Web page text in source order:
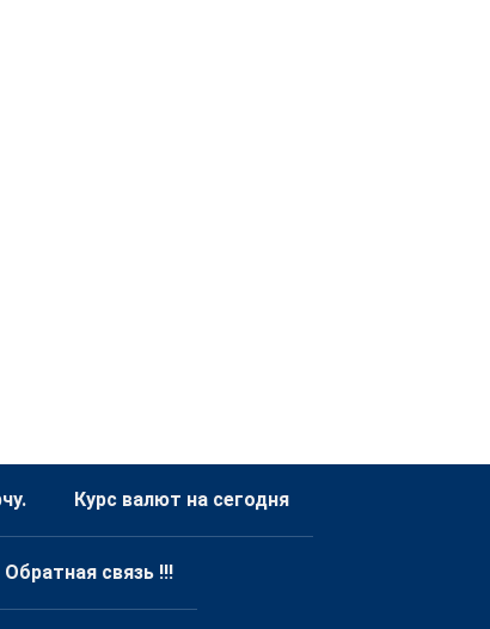
Курс валют на сегодня
Обратная связь !!!